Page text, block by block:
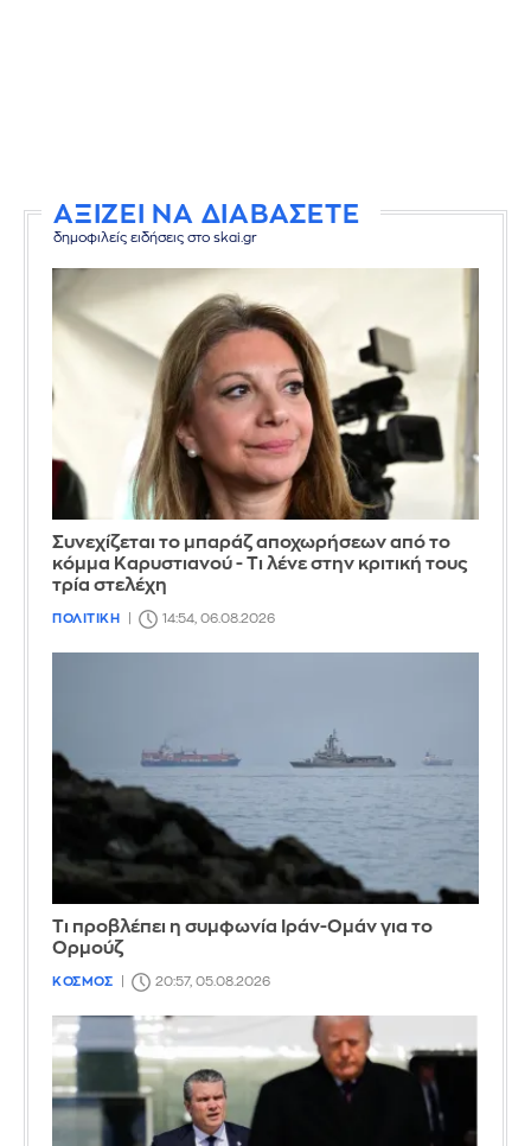
ΑΞΙΖΕΙ ΝΑ ΔΙΑΒΑΣΕΤΕ
δημοφιλείς ειδήσεις στο skai.gr
Συνεχίζεται το μπαράζ αποχωρήσεων από το
κόμμα Καρυστιανού - Τι λένε στην κριτική τους
τρία στελέχη
ΠΟΛΙΤΙΚΗ 14:54, 06.08.2026
Τι προβλέπει η συμφωνία Ιράν-Ομάν για το
Ορμούζ
ΚΟΣΜΟΣ 20:57, 05.08.2026